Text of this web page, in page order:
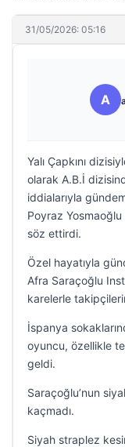
31/05/2026: 05:16
A
Yalı Çapkını
olarak A.B.İ
iddialarıyla
Poyraz Yosmaoğlu
söz ettirdi.
Özel hayatıyla
Afra Saraçoğlu
karelerle
İspanya
oyuncu, özellikle
geldi.
Saraçoğlu’nun
kaçmadı.
Siyah straplez